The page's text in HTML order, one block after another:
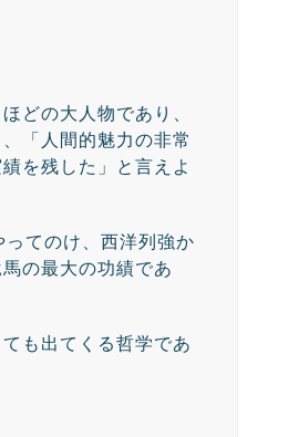
どの大人物であり、
「人間的魅力の非常
を残した」と言えよ
てのけ、西洋列強か
の最大の功績であ
も出てくる哲学であ